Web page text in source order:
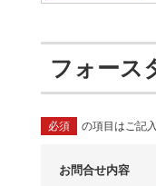
フォース
必須 の項目はご記
お問合せ内容